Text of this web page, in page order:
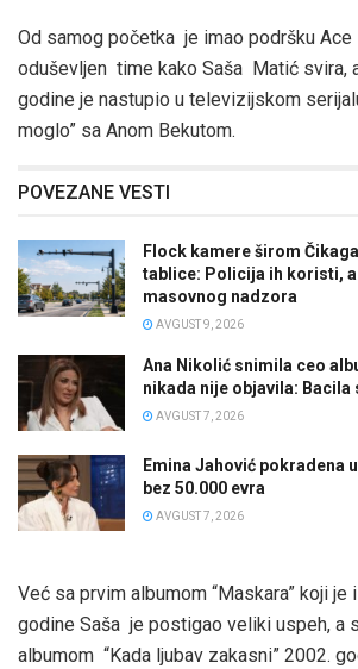
Od samog početka je imao podršku Ace
oduševljen time kako Saša Matić svira,
godine je nastupio u televizijskom
moglo” sa Anom Bekutom.
POVEZANE VESTI
Flock kamere širom
tablice: Policija ih koristi,
masovnog nadzora
AVGUST 9, 2026
Ana Nikolić snimila ceo
nikada nije objavila: Bacila
AVGUST 7, 2026
Emina Jahović pokradena
bez 50.000 evra
AVGUST 7, 2026
Već sa prvim albumom “Maskara” koji je
godine Saša je postigao veliki uspeh, a
albumom “Kada ljubav zakasni” 2002.